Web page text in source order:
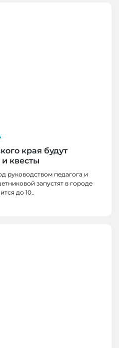
края будут
и квесты
руководством педагога и
запустят в городе
до 10..